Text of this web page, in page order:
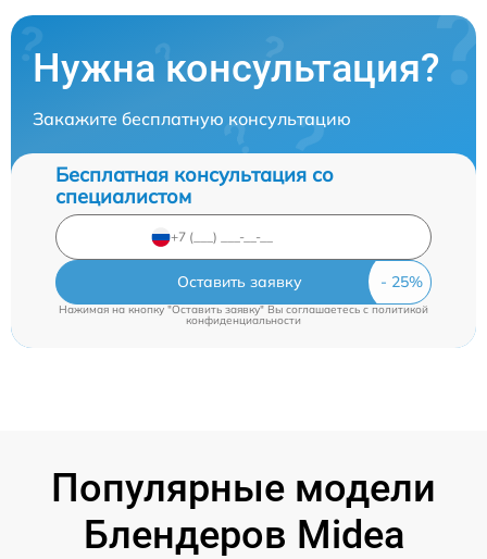
Нужна консультация?
Закажите бесплатную консультацию
Бесплатная консультация со
специалистом
Оставить заявку
Нажимая на кнопку "Оставить заявку" Вы соглашаетесь cполитикой
конфиденциальности
Популярные модели
Блендеров Midea